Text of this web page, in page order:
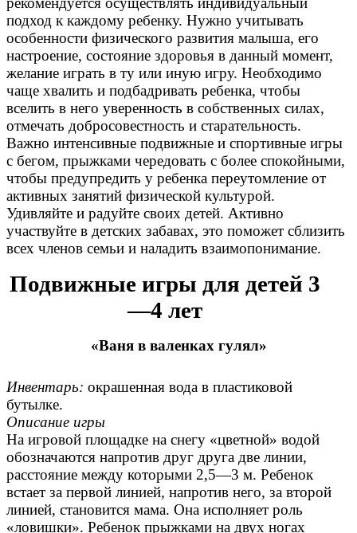
подход к каждому ребенку. Нужно учитывать
особенности физического развития малыша, его
настроение, состояние здоровья в данный момент,
желание играть в ту или иную игру. Необходимо
чаще хвалить и подбадривать ребенка, чтобы
вселить в него уверенность в собственных силах,
отмечать добросовестность и старательность.
Важно интенсивные подвижные и спортивные игры
с бегом, прыжками чередовать с более спокойными,
чтобы предупредить у ребенка переутомление от
активных занятий физической культурой.
Удивляйте и радуйте своих детей. Активно
участвуйте в детских забавах, это поможет сблизить
всех членов семьи и наладить взаимопонимание.
Подвижные игры для детей 3
—4 лет
«Ваня в валенках гулял»
Инвентарь: окрашенная вода в пластиковой
бутылке.
Описание игры
На игровой площадке на снегу «цветной» водой
обозначаются напротив друг друга две линии,
расстояние между которыми 2,5—3 м. Ребенок
встает за первой линией, напротив него, за второй
линией, становится мама. Она исполняет роль
«ловишки». Ребенок прыжками на двух ногах